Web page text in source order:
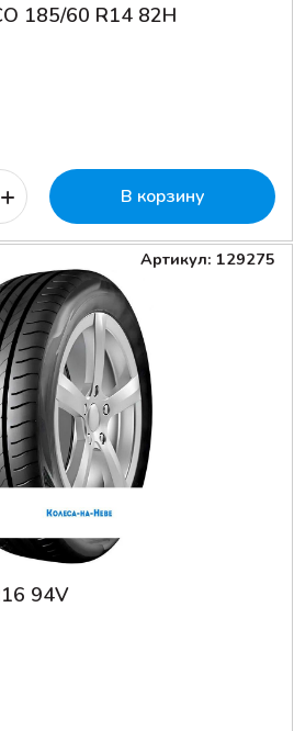
185/60 R14 82H
+ В корзину
Артикул: 129275
94V